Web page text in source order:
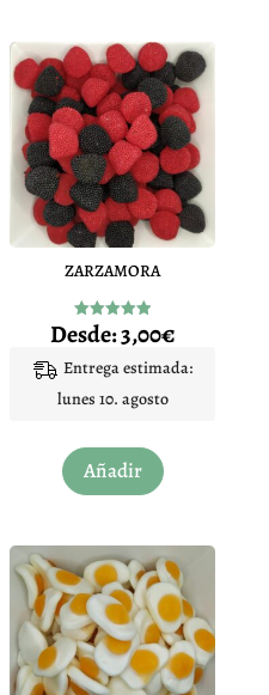
ZARZAMORA
Valorado
con
de 5
Desde:3,00€
Entrega estimada:
lunes 10. agosto
Añadir
producto
variantes.
Las
opciones
se
pueden